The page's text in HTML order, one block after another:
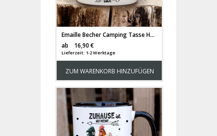
Emaille Becher Camping Tasse Hahn Hühner Hühnchen Chicken Spruch Zuhause ist wo meine Hühner sind Kaffeetasse Geschenk Spruchbecher eb680
ab
16,90 €
Lieferzeit: 1-2 Werktage
ZUM WARENKORB HINZUFÜGEN